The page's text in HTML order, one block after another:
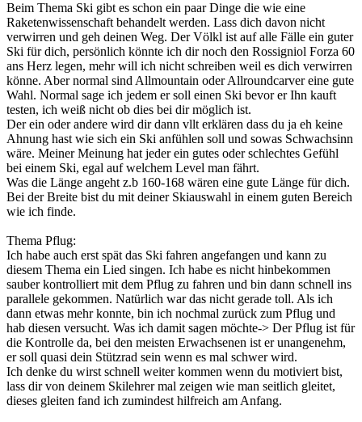
Beim Thema Ski gibt es schon ein paar Dinge die wie eine
Raketenwissenschaft behandelt werden. Lass dich davon nicht
verwirren und geh deinen Weg. Der Völkl ist auf alle Fälle ein guter
Ski für dich, persönlich könnte ich dir noch den Rossigniol Forza 60
ans Herz legen, mehr will ich nicht schreiben weil es dich verwirren
könne. Aber normal sind Allmountain oder Allroundcarver eine gute
Wahl. Normal sage ich jedem er soll einen Ski bevor er Ihn kauft
testen, ich weiß nicht ob dies bei dir möglich ist.
Der ein oder andere wird dir dann vllt erklären dass du ja eh keine
Ahnung hast wie sich ein Ski anfühlen soll und sowas Schwachsinn
wäre. Meiner Meinung hat jeder ein gutes oder schlechtes Gefühl
bei einem Ski, egal auf welchem Level man fährt.
Was die Länge angeht z.b 160-168 wären eine gute Länge für dich.
Bei der Breite bist du mit deiner Skiauswahl in einem guten Bereich
wie ich finde.
Thema Pflug:
Ich habe auch erst spät das Ski fahren angefangen und kann zu
diesem Thema ein Lied singen. Ich habe es nicht hinbekommen
sauber kontrolliert mit dem Pflug zu fahren und bin dann schnell ins
parallele gekommen. Natürlich war das nicht gerade toll. Als ich
dann etwas mehr konnte, bin ich nochmal zurück zum Pflug und
hab diesen versucht. Was ich damit sagen möchte-> Der Pflug ist für
die Kontrolle da, bei den meisten Erwachsenen ist er unangenehm,
er soll quasi dein Stützrad sein wenn es mal schwer wird.
Ich denke du wirst schnell weiter kommen wenn du motiviert bist,
lass dir von deinem Skilehrer mal zeigen wie man seitlich gleitet,
dieses gleiten fand ich zumindest hilfreich am Anfang.